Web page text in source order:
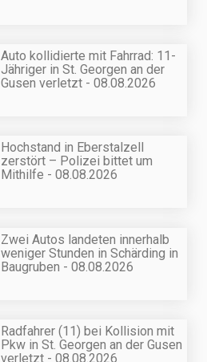
Auto kollidierte mit Fahrrad: 11-
Jähriger in St. Georgen an der
Gusen verletzt - 08.08.2026
Hochstand in Eberstalzell
zerstört – Polizei bittet um
Mithilfe - 08.08.2026
Zwei Autos landeten innerhalb
weniger Stunden in Schärding in
Baugruben - 08.08.2026
Radfahrer (11) bei Kollision mit
Pkw in St. Georgen an der Gusen
verletzt - 08.08.2026